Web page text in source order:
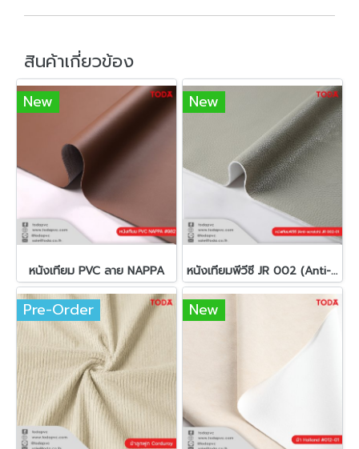
สินค้าเกี่ยวข้อง
New
หนังเทียม PVC ลาย NAPPA
New
หนังเทียมพีวีซี JR 002 (Anti-scratch)
Pre-Order New